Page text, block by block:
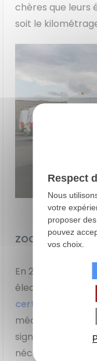
Financement
chères que leurs
soit le
ZOOM SUR LES
En 2025, le
électriques est
certificats
mécanisme offre
significatives,
nécessitent une
Respect
Nous
votre
proposer
pouvez
vos choix.